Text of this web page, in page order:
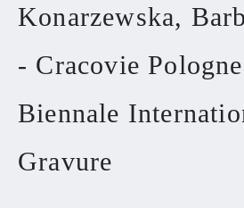
Konarzewska,
- Cracovie
Biennale
Gravure